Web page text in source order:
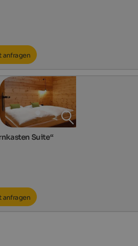
anfragen
Suite“
anfragen